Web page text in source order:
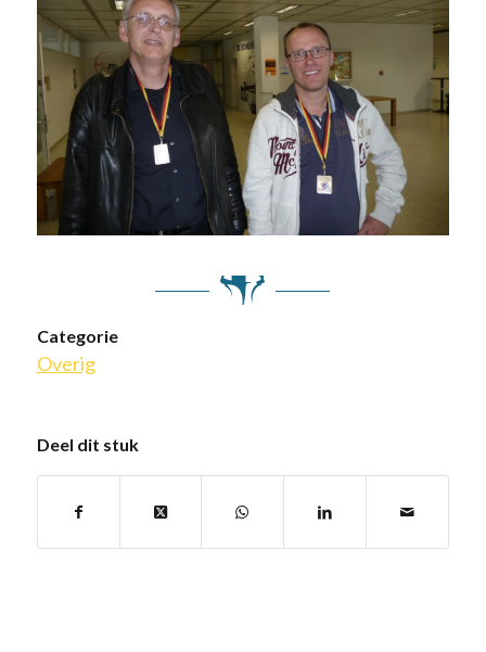
Categorie
Overig
Deel dit stuk